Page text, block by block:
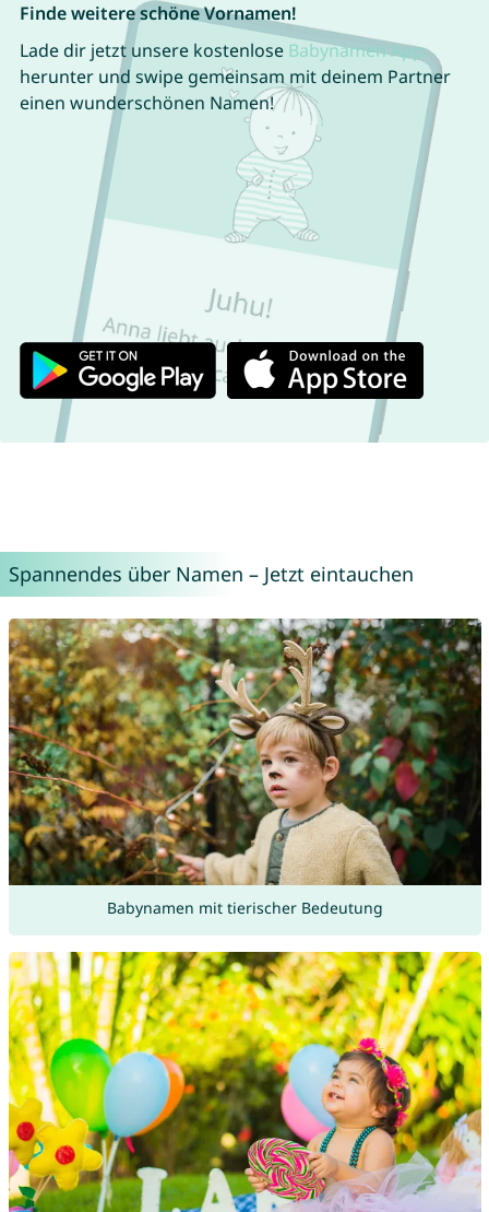
Finde weitere schöne Vornamen!
Lade dir jetzt unsere kostenlose Babynamen App
herunter und swipe gemeinsam mit deinem Partner
einen wunderschönen Namen!
Spannendes über Namen – Jetzt eintauchen
Babynamen mit tierischer Bedeutung